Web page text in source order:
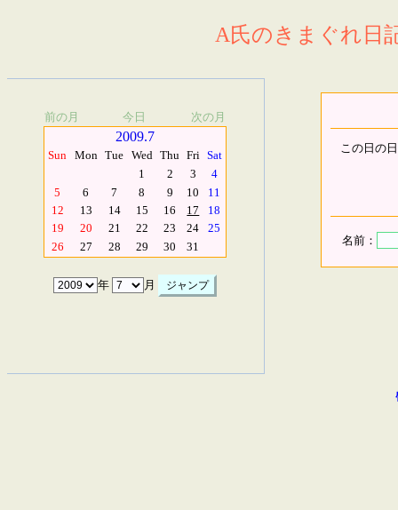
A氏のきまぐれ日
前の月 今日 次の月
2009.7
Sun Mon Tue Wed Thu Fri Sat
1
2 3
4
5
6 7 8 9 10
11
12
13 14 15 16 17
18
19
20 21 22 23 24
25
26
27 28 29 30 31
年 月
この日の
名前：